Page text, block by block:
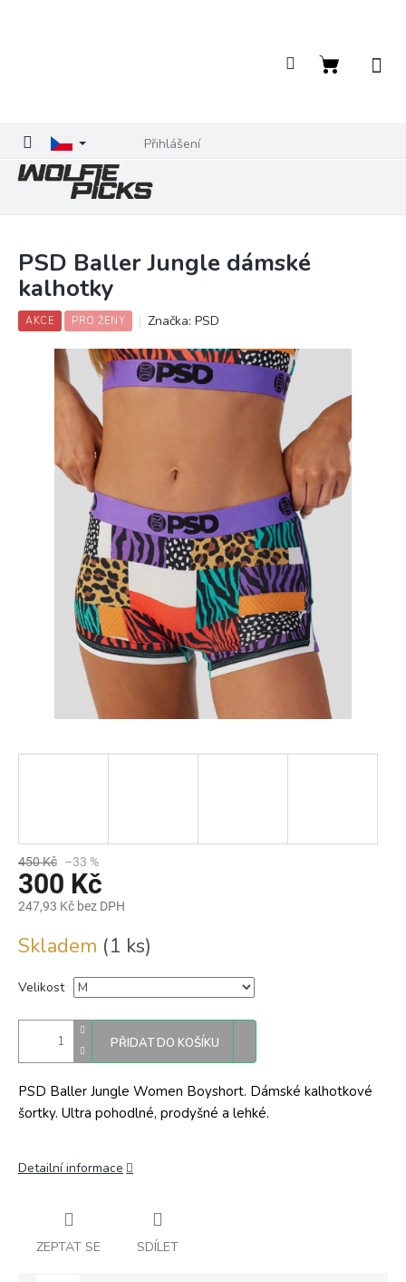
Přihlášení
Nákupní
PSD Baller Jungle dámské
kalhotky
AKCE PRO ŽENY Značka: PSD
450 Kč –33 %
300 Kč
247,93 Kč bez DPH
cena:
Skladem (1 ks)
Velikost
PŘIDAT DO KOŠÍKU
PSD Baller Jungle Women Boyshort. Dámské kalhotkové
šortky. Ultra pohodlné, prodyšné a lehké.
Detailní informace
ZEPTAT SE SDÍLET